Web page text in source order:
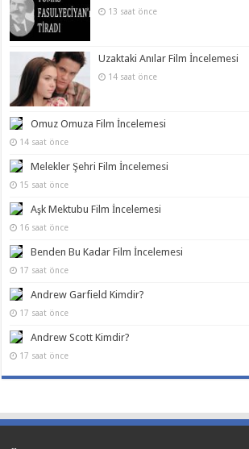
13 saat önce
Uzaktaki Anılar Film İncelemesi
14 saat önce
Omuz Omuza Film İncelemesi
14 saat önce
Melekler Şehri Film İncelemesi
15 saat önce
Aşk Mektubu Film İncelemesi
16 saat önce
Benden Bu Kadar Film İncelemesi
17 saat önce
Andrew Garfield Kimdir?
17 saat önce
Andrew Scott Kimdir?
17 saat önce